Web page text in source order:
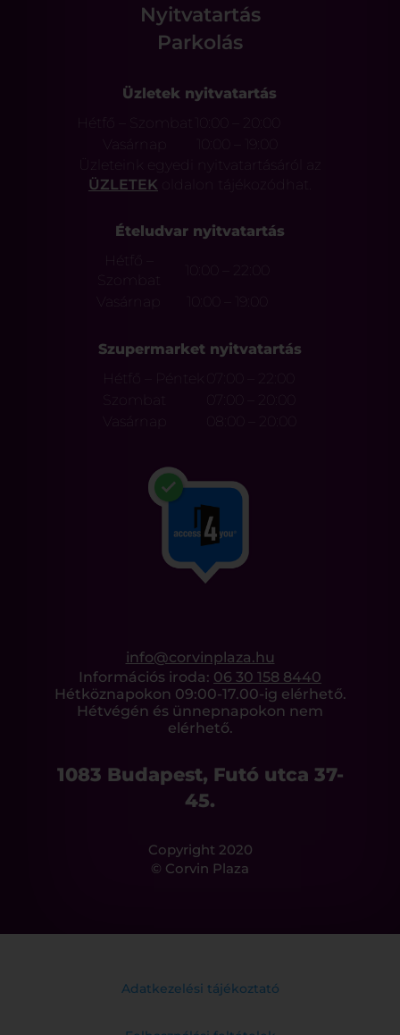
Nyitvatartás
Parkolás
Üzletek nyitvatartás
Hétfő – Szombat
10:00 – 20:00
Vasárnap
Üzleteink egyedi nyitvatartásáról az
ÜZLETEK oldalon tájékozódhat.
Ételudvar nyitvatartás
Hétfő –
Szombat
10:00 – 22:00
Vasárnap
Szupermarket nyitvatartás
Hétfő – Péntek
07:00 – 22:00
Szombat
07:00 – 20:00
Vasárnap
08:00 – 20:00
info@corvinplaza.hu
Információs iroda: 06 30 158 8440
Hétköznapokon 09:00-17.00-ig elérhető.
Hétvégén és ünnepnapokon nem
elérhető.
1083 Budapest, Futó utca 37-
45.
Copyright 2020
© Corvin Plaza
Adatkezelési tájékoztató